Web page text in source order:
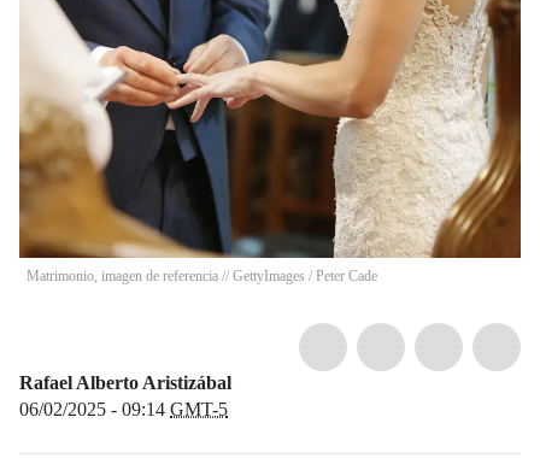
Matrimonio, imagen de referencia // GettyImages / Peter Cade
Rafael Alberto Aristizábal
06/02/2025 - 09:14 GMT-5